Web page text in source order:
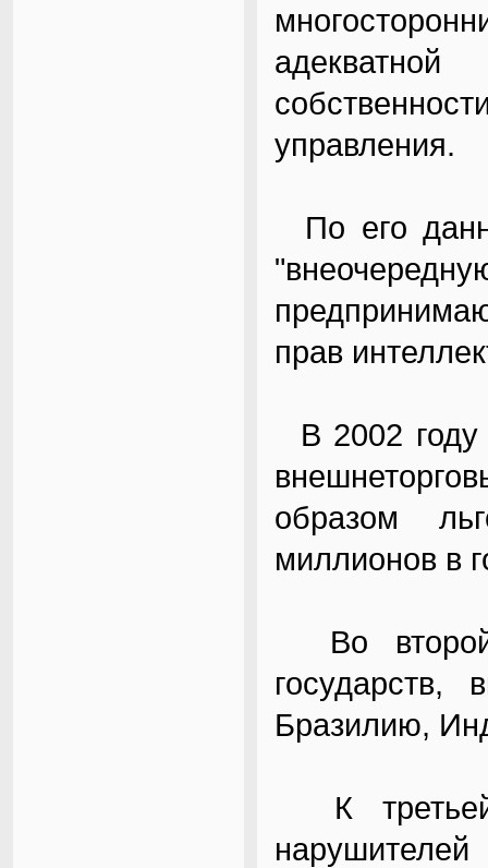
управления.
По его
прав
В 2002
образом
миллионов в
Во второй
государств,
Бразилию,
К третьей